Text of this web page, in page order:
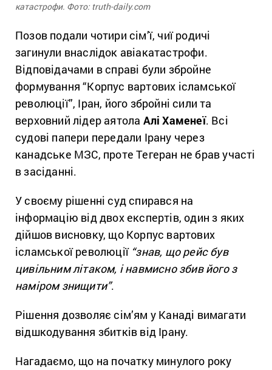
катастрофи. Фото: truth-daily.com
Позов подали чотири сім’ї, чиї родичі
загинули внаслідок авіакатастрофи.
Відповідачами в справі були збройне
формування “Корпус вартових ісламської
революції”, Іран, його збройні сили та
верховний лідер аятола Алі Хаменеї. Всі
судові папери передали Ірану через
канадське МЗС, проте Тегеран не брав участі
в засіданні.
У своєму рішенні суд спирався на
інформацію від двох експертів, один з яких
дійшов висновку, що Корпус вартових
ісламської революції “знав, що рейс був
цивільним літаком, і навмисно збив його з
наміром знищити”.
Рішення дозволяє сім’ям у Канаді вимагати
відшкодування збитків від Ірану.
Нагадаємо, що на початку минулого року